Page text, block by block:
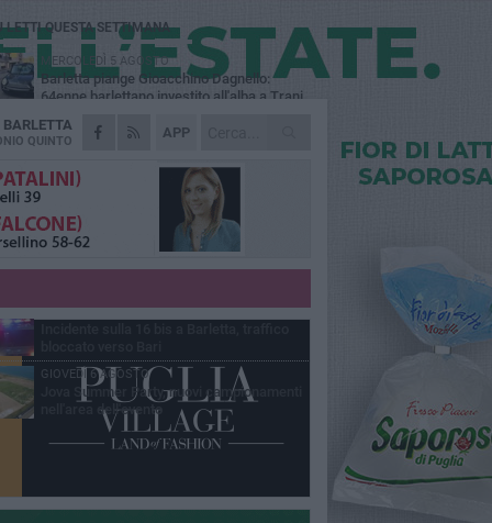
APP
BARLETTA
QUINTO
LETTI QUESTA SETTIMANA
MERCOLEDÌ 5 AGOSTO
Barletta piange Gioacchino Dagnello:
64enne barlettano investito all'alba a Trani
GIOVEDÌ 6 AGOSTO
Il ricordo di "Cecco", il benzinaio col
dalla pensione»
MERCOLEDÌ 5 AGOSTO
Jova Summer Party, giovedì mattina
sopralluogo nell'area dell'evento
DOMENICA 2 AGOSTO
Beni confiscati alla mafia. Nasce il servizio
VENERDÌ 7 AGOSTO
GIOVEDÌ 6 AGOSTO
Jova Summer Party, nuovi campionamenti
nell'area dell'evento